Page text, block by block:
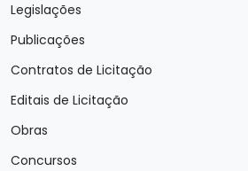
Legislações
Publicações
Contratos de Licitação
Editais de Licitação
Obras
Concursos